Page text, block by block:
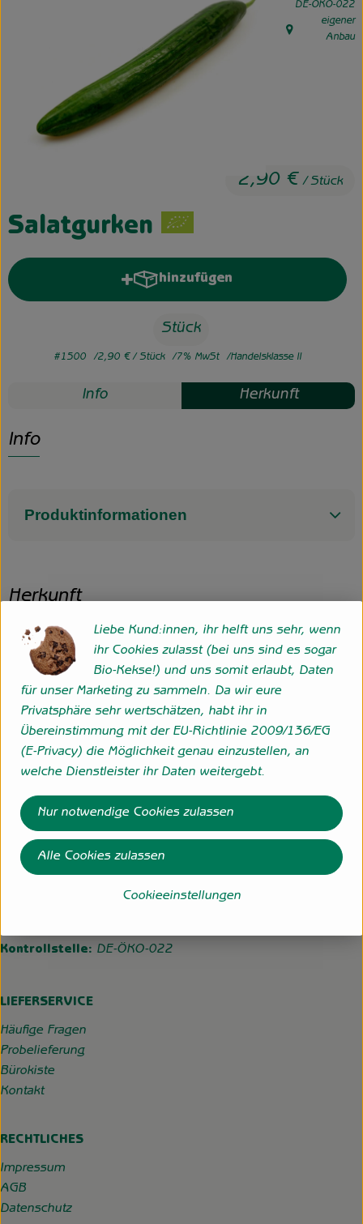
Neues vom Hof
Salatgurken
2,90 €/ Stück
, Kontrollstelle:
DE-ÖKO-022
, Herkunft:
eigener
Anbau
hinzufügen
Produkt zum Warenkorb
Stück
#1500 2,90 €/ Stück 7% MwSt Handelsklasse II
Info Herkunft
Info
Produktinformationen
Herkunft
Hersteller: Hofgemeinschaft Grummersort GbR
Hofgemeinschaft Grummersort
Hauptmoorweg 3
27798 Hude
Kontrollstelle: DE-ÖKO-022
LIEFERSERVICE
Häufige Fragen
Probelieferung
Bürokiste
Kontakt
RECHTLICHES
Impressum
AGB
Datenschutz
Liebe Kund:innen, ihr helft uns sehr, wenn
ihr Cookies zulasst (bei uns sind es sogar
Bio-Kekse!) und uns somit erlaubt, Daten
für unser Marketing zu sammeln. Da wir eure
Privatsphäre sehr wertschätzen, habt ihr in
Übereinstimmung mit der EU-Richtlinie 2009/136/EG
(E-Privacy) die Möglichkeit genau einzustellen, an
welche Dienstleister ihr Daten weitergebt.
Cookieeinstellungen
Nur notwendige Cookies zulassen
Alle Cookies zulassen